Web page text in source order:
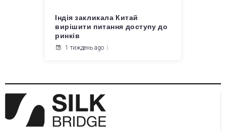
Індія закликала Китай
вирішити питання доступу до
ринків
1 тиждень ago